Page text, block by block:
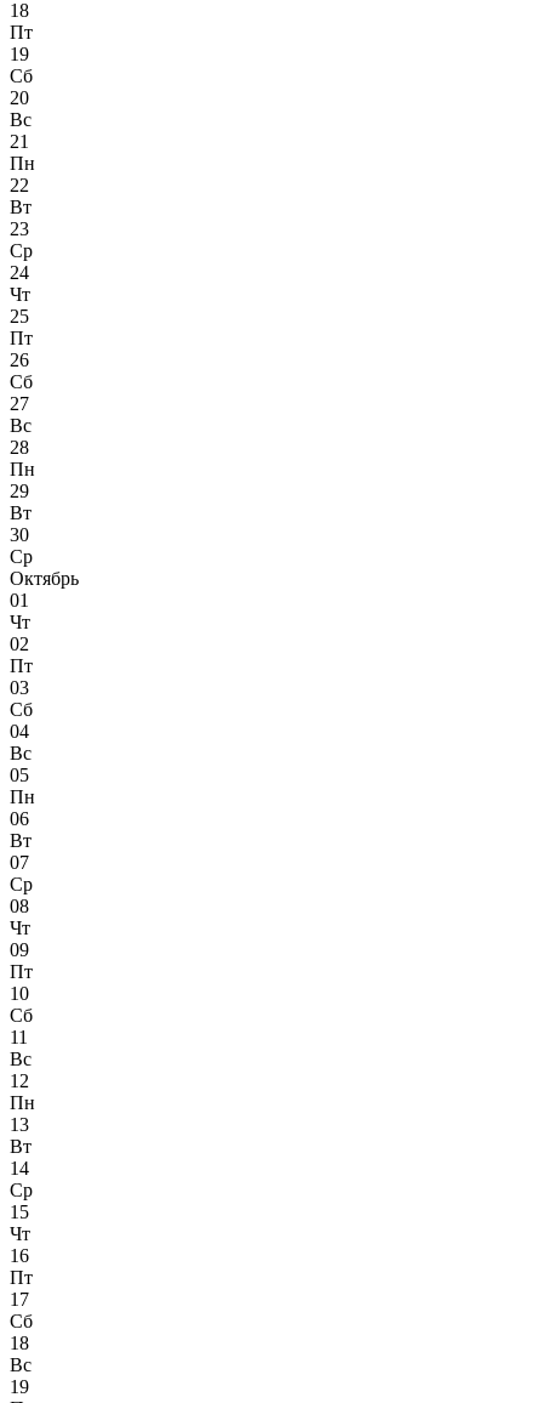
18
Пт
19
Сб
20
Вс
21
Пн
22
Вт
23
Ср
24
Чт
25
Пт
26
Сб
27
Вс
28
Пн
29
Вт
30
Ср
Октябрь
01
Чт
02
Пт
03
Сб
04
Вс
05
Пн
06
Вт
07
Ср
08
Чт
09
Пт
10
Сб
11
Вс
12
Пн
13
Вт
14
Ср
15
Чт
16
Пт
17
Сб
18
Вс
19